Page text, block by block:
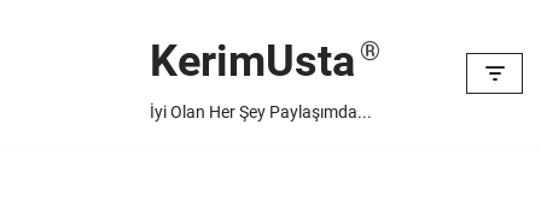
KerimUsta
İyi Olan Her Şey Paylaşımda...